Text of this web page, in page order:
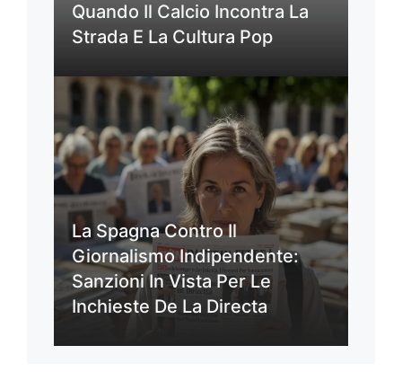
Quando Il Calcio Incontra La
Strada E La Cultura Pop
La Spagna Contro Il
Giornalismo Indipendente:
Sanzioni In Vista Per Le
Inchieste De La Directa